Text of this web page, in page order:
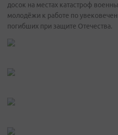
досок на местах катастроф
молодёжи к работе по
погибших при защите Отечества.